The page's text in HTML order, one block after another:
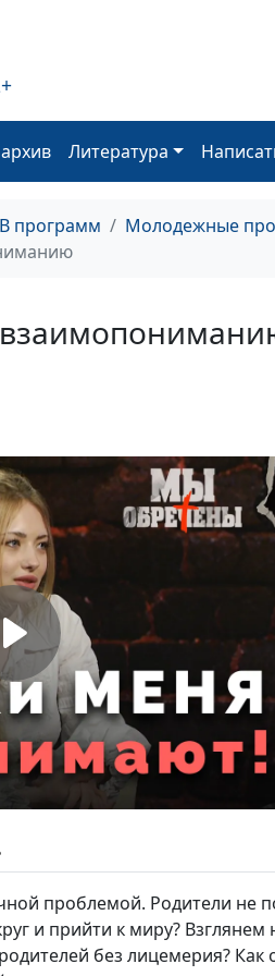
Литература
программ Молодежные
проблемой. Родители не
и прийти к миру?
без лицемерия?